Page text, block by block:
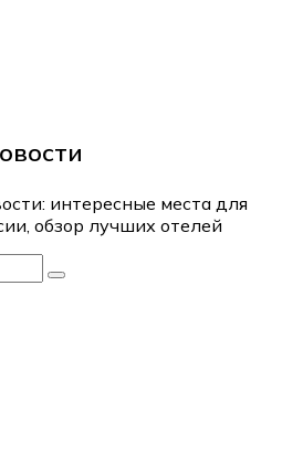
интересные места для
обзор лучших отелей